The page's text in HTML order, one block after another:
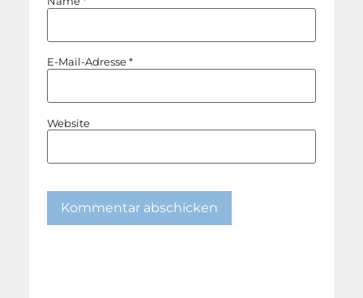
E-Mail-Adresse*
Website